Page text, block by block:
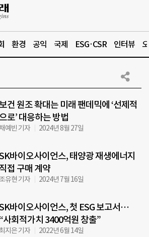
환경 공익 국제 ESG·CSR 인터뷰
보건 원조 확대는 미래 팬데믹에 ‘선제적
으로’ 대응하는 방법
채예빈 기자 2024년 8월 27일
바이오사이언스, 태양광 재생에너지
직접 구매 계약
유현 기자 2024년 7월 16일
바이오사이언스, 첫 ESG 보고서…
사회적가치 3400억원 창출”
지은 기자 2022년 6월 14일